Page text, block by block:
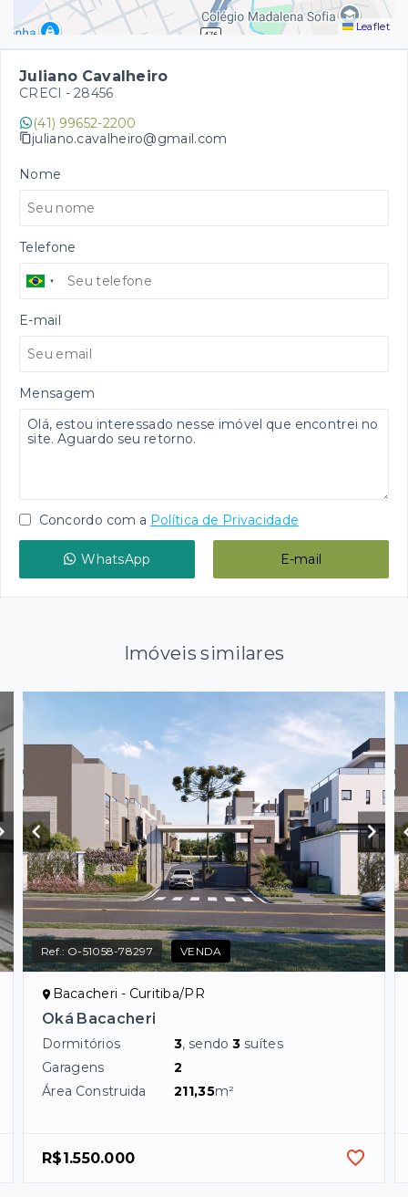
Leaflet
Juliano Cavalheiro
CRECI - 28456
(41) 99652-2200
juliano.cavalheiro@gmail.com
Nome
Telefone
E-mail
Mensagem
Concordo com a Política de Privacidade
WhatsApp E-mail
Imóveis similares
Ref.: O-51058-78297 VENDA
Bacacheri - Curitiba/PR
Oká Bacacheri
Dormitórios 3, sendo3 suítes
Garagens
2
Área Construida
211,35m²
R$1.550.000